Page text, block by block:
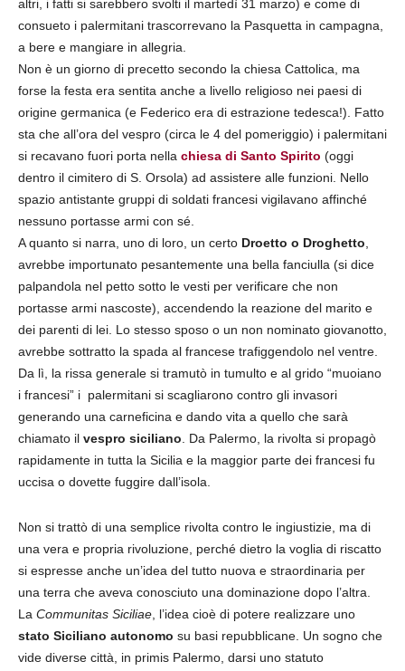
altri, i fatti si sarebbero svolti il martedì 31 marzo) e come di
consueto i palermitani trascorrevano la Pasquetta in campagna,
a bere e mangiare in allegria.
Non è un giorno di precetto secondo la chiesa Cattolica, ma
forse la festa era sentita anche a livello religioso nei paesi di
origine germanica (e Federico era di estrazione tedesca!). Fatto
sta che all’ora del vespro (circa le 4 del pomeriggio) i palermitani
si recavano fuori porta nella chiesa di Santo Spirito (oggi
dentro il cimitero di S. Orsola) ad assistere alle funzioni. Nello
spazio antistante gruppi di soldati francesi vigilavano affinché
nessuno portasse armi con sé.
A quanto si narra, uno di loro, un certo Droetto o Droghetto
avrebbe importunato pesantemente una bella fanciulla (si dice
palpandola nel petto sotto le vesti per verificare che non
portasse armi nascoste), accendendo la reazione del marito e
dei parenti di lei. Lo stesso sposo o un non nominato giovanotto,
avrebbe sottratto la spada al francese trafiggendolo nel ventre.
Da lì, la rissa generale si tramutò in tumulto e al grido “muoiano
i francesi” i palermitani si scagliarono contro gli invasori
generando una carneficina e dando vita a quello che sarà
chiamato il vespro siciliano . Da Palermo, la rivolta si propagò
rapidamente in tutta la Sicilia e la maggior parte dei francesi fu
uccisa o dovette fuggire dall’isola.
Non si trattò di una semplice rivolta contro le ingiustizie, ma di
una vera e propria rivoluzione, perché dietro la voglia di riscatto
si espresse anche un’idea del tutto nuova e straordinaria per
una terra che aveva conosciuto una dominazione dopo l’altra.
La Communitas Siciliae , l’idea cioè di potere realizzare uno
stato Siciliano autonomo su basi repubblicane. Un sogno che
vide diverse città, in primis Palermo, darsi uno statuto